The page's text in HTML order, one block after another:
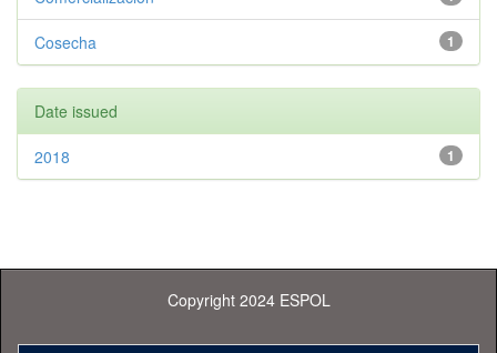
1
Cosecha
Date issued
1
2018
Copyright 2024 ESPOL